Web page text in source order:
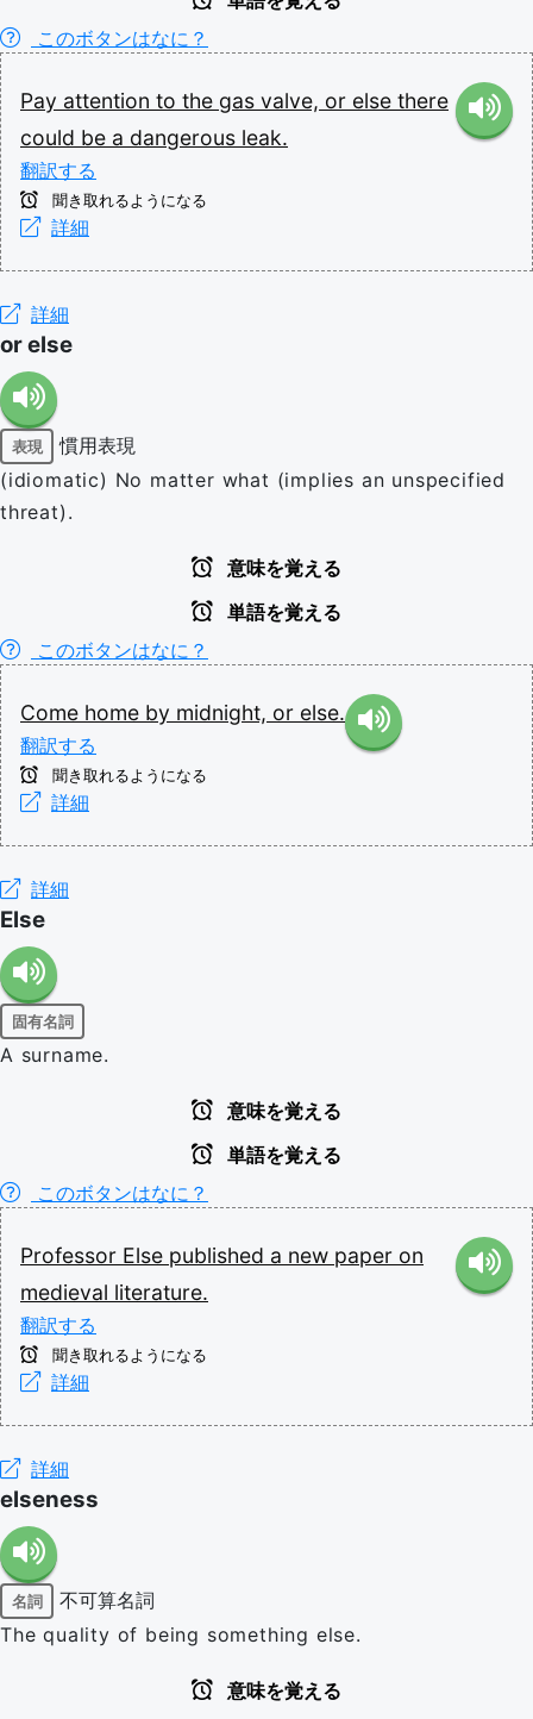
このボタンはなに？
Pay attention to the gas valve, or else there
could be a dangerous leak.
翻訳する
聞き取れるようになる
詳細
詳細
or else
表現
慣用表現
(idiomatic) No matter what (implies an unspecified
threat).
意味を覚える
単語を覚える
このボタンはなに？
Come home by midnight, or else.
翻訳する
聞き取れるようになる
詳細
詳細
Else
固有名詞
A surname.
意味を覚える
単語を覚える
このボタンはなに？
Professor Else published a new paper on
medieval literature.
翻訳する
聞き取れるようになる
詳細
詳細
elseness
名詞
不可算名詞
The quality of being something else.
意味を覚える